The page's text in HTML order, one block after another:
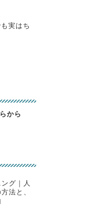
実はち
から
グ｜人
法と、